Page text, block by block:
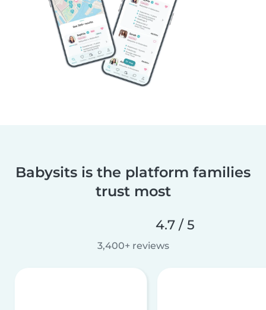
Babysits is the platform families
trust most
4.7 / 5
3,400+ reviews